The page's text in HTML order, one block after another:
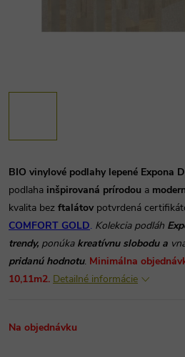
BIO vinylové podlahy lepené Expona
podlaha inšpirovaná prírodou a
kvalita bez ftalátov potvrdená
COMFORT GOLD. Kolekcia podláh
trendy, ponúkakreatívnu slobodu a
pridanú hodnotu. Minimálna
10,11m2. Detailné informácie
Na objednávku